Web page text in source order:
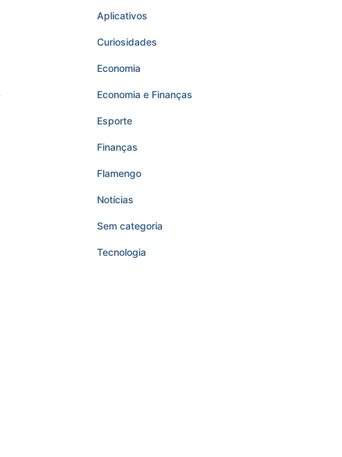
Aplicativos
Curiosidades
Economia
Economia e Finanças
Esporte
Finanças
Flamengo
Notícias
Sem categoria
Tecnologia